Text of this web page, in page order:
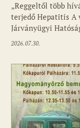
„Reggeltől több
terjedő Hepatitis A
Járványügyi
2026.07.30.